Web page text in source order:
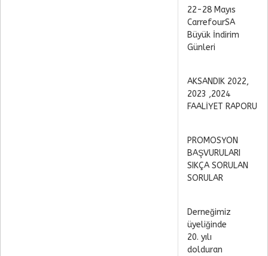
22-28 Mayıs
CarrefourSA
Büyük İndirim
Günleri
AKSANDIK 2022,
2023 ,2024
FAALİYET RAPORU
PROMOSYON
BAŞVURULARI
SIKÇA SORULAN
SORULAR
Derneğimiz
üyeliğinde
20. yılı
dolduran